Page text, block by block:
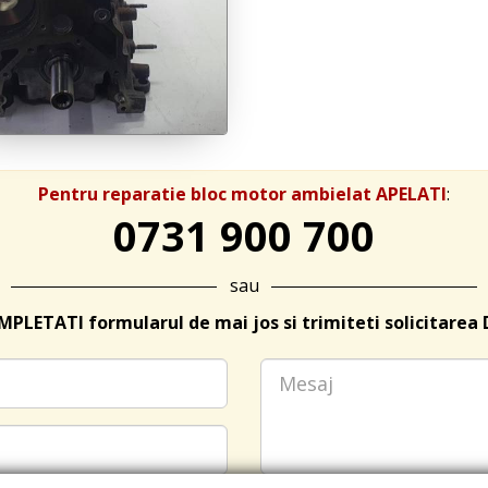
Pentru reparatie bloc motor ambielat APELATI:
0731 900 700
sau
formularul de mai jos si trimiteti solicitarea